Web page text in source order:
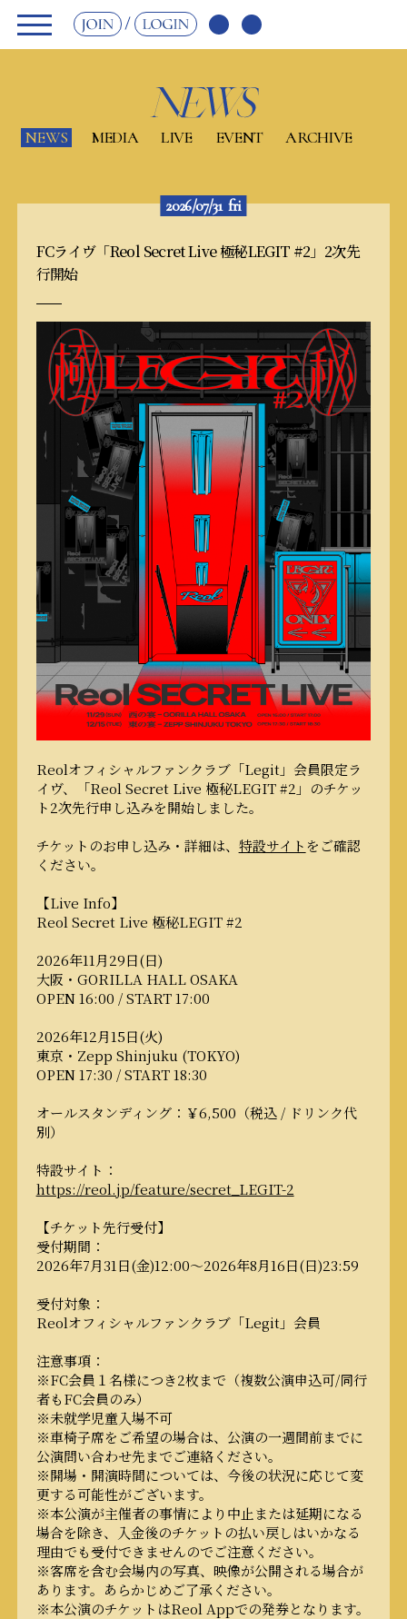
JOIN LOGIN
NEWS MEDIA LIVE EVENT ARCHIVE
2026/07/31 fri
FCライヴ「Reol Secret Live 極秘LEGIT #2」2次先
行開始
Reolオフィシャルファンクラブ「Legit」会員限定ラ
イヴ、「Reol Secret Live 極秘LEGIT #2」のチケッ
ト2次先行申し込みを開始しました。
チケットのお申し込み・詳細は、 特設サイトをご確認
ください。
【Live Info】
Reol Secret Live 極秘LEGIT #2
2026年11月29日(日)
大阪・GORILLA HALL OSAKA
OPEN 16:00 / START 17:00
2026年12月15日(火)
東京・Zepp Shinjuku (TOKYO)
OPEN 17:30 / START 18:30
オールスタンディング：￥6,500（税込 / ドリンク代
別）
特設サイト：
https://reol.jp/feature/secret_LEGIT-2
【チケット先行受付】
受付期間：
2026年7月31日(金)12:00〜2026年8月16日(日)23:59
受付対象：
Reolオフィシャルファンクラブ「Legit」会員
注意事項：
※FC会員１名様につき2枚まで（複数公演申込可/同行
者もFC会員のみ）
※未就学児童入場不可
※車椅子席をご希望の場合は、公演の一週間前までに
公演問い合わせ先までご連絡ください。
※開場・開演時間については、今後の状況に応じて変
更する可能性がございます。
※本公演が主催者の事情により中止または延期になる
場合を除き、入金後のチケットの払い戻しはいかなる
理由でも受付できませんのでご注意ください。
※客席を含む会場内の写真、映像が公開される場合が
あります。あらかじめご了承ください。
※本公演のチケットはReol Appでの発券となります。